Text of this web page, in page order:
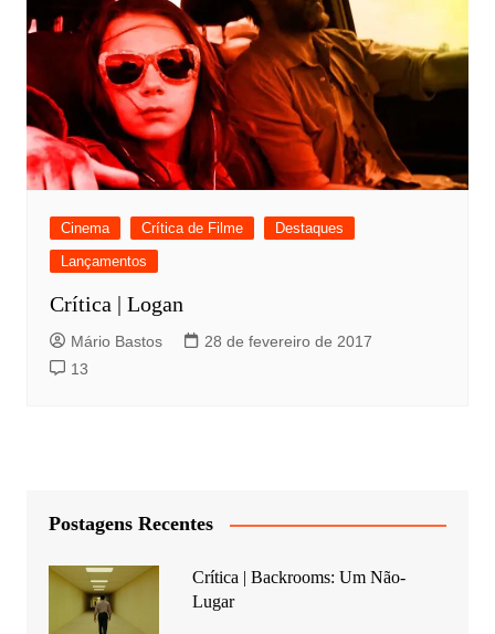
Cinema Crítica de Filme
Destaques
Lançamentos
Crítica | Logan
Mário Bastos
28 de fevereiro de 2017
13
Postagens Recentes
Crítica | Backrooms: Um Não-
Lugar